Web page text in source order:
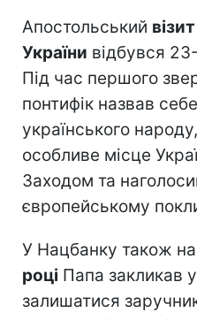
Апостольський
України відбувся
Під час першого
понтифік назвав
українського
особливе місце
Заходом та
європейському
У Нацбанку також
році Папа закликав
залишатися